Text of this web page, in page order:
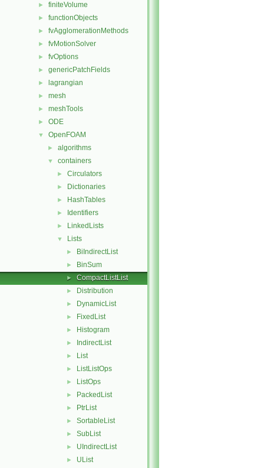
► finiteVolume
► functionObjects
► fvAgglomerationMethods
► fvMotionSolver
► fvOptions
► genericPatchFields
► lagrangian
► mesh
► meshTools
► ODE
▼ OpenFOAM
► algorithms
▼ containers
► Circulators
► Dictionaries
► HashTables
► Identifiers
► LinkedLists
▼ Lists
► BiIndirectList
► BinSum
► CompactListList
► Distribution
► DynamicList
► FixedList
► Histogram
► IndirectList
► List
► ListListOps
► ListOps
► PackedList
► PtrList
► SortableList
► SubList
► UIndirectList
► UList